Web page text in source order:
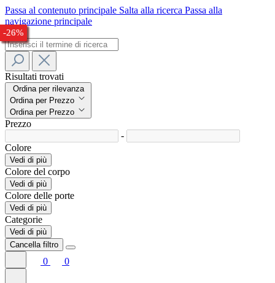
Passa al contenuto principale Salta alla ricerca Passa alla
navigazione principale
Risultati trovati
Ordina per rilevanza
Ordina per Prezzo
Ordina per Prezzo
Prezzo
-
Colore
Vedi di più
Colore del corpo
Vedi di più
Colore delle porte
Vedi di più
Categorie
Vedi di più
Cancella filtro
0 0
-28%
-24%
-26%
-24%
-27%
-32%
-33%
-24%
-26%